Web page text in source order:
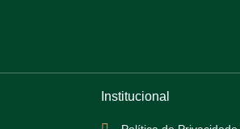
Institucional